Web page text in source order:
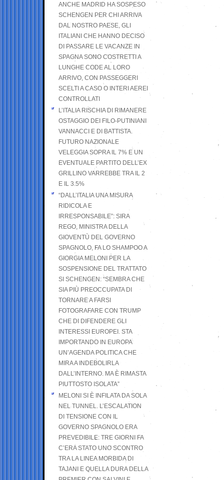
ANCHE MADRID HA SOSPESO
SCHENGEN PER CHI ARRIVA
DAL NOSTRO PAESE, GLI
ITALIANI CHE HANNO DECISO
DI PASSARE LE VACANZE IN
SPAGNA SONO COSTRETTI A
LUNGHE CODE AL LORO
ARRIVO, CON PASSEGGERI
SCELTI A CASO O INTERI AEREI
CONTROLLATI
L’ITALIA RISCHIA DI RIMANERE
OSTAGGIO DEI FILO-PUTINIANI
VANNACCI E DI BATTISTA.
FUTURO NAZIONALE
VELEGGIA SOPRA IL 7% E UN
EVENTUALE PARTITO DELL’EX
GRILLINO VARREBBE TRA IL 2
E IL 3.5%
“DALL’ITALIA UNA MISURA
RIDICOLA E
IRRESPONSABILE”: SIRA
REGO, MINISTRA DELLA
GIOVENTÙ DEL GOVERNO
SPAGNOLO, FA LO SHAMPOO A
GIORGIA MELONI PER LA
SOSPENSIONE DEL TRATTATO
SI SCHENGEN: “SEMBRA CHE
SIA PIÙ PREOCCUPATA DI
TORNARE A FARSI
FOTOGRAFARE CON TRUMP
CHE DI DIFENDERE GLI
INTERESSI EUROPEI. STA
IMPORTANDO IN EUROPA
UN’AGENDA POLITICA CHE
MIRA A INDEBOLIRLA
DALL’INTERNO. MA È RIMASTA
PIUTTOSTO ISOLATA”
MELONI SI È INFILATA DA SOLA
NEL TUNNEL. L’ESCALATION
DI TENSIONE CON IL
GOVERNO SPAGNOLO ERA
PREVEDIBILE: TRE GIORNI FA
C’ERA STATO UNO SCONTRO
TRA LA LINEA MORBIDA DI
TAJANI E QUELLA DURA DELLA